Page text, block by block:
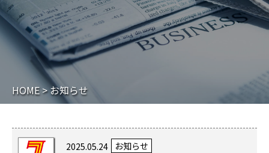
HOME >お知らせ
2025.05.24 お知らせ